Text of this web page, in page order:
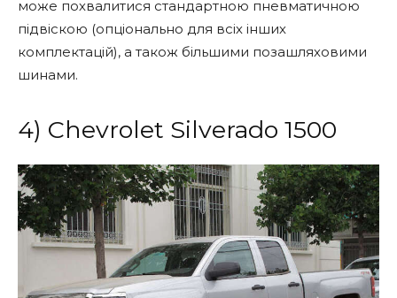
може похвалитися стандартною пневматичною
підвіскою (опціонально для всіх інших
комплектацій), а також більшими позашляховими
шинами.
4) Chevrolet Silverado 1500